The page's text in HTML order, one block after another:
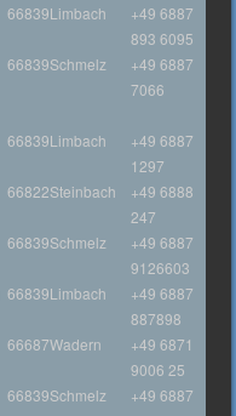
66839Limbach
+49 6887
893 6095
66839Schmelz
+49 6887
7066
66839Limbach
+49 6887
1297
66822Steinbach
+49 6888
247
66839Schmelz
+49 6887
9126603
66839Limbach
+49 6887
887898
66687Wadern
+49 6871
9006 25
66839Schmelz
+49 6887